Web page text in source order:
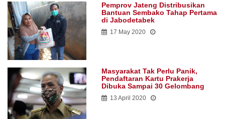
Pemprov Jateng Distribusikan
Bantuan Sembako Tahap Pertama
di Jabodetabek
17 May 2020
Masyarakat Tak Perlu Panik,
Pendaftaran Kartu Prakerja
Dibuka Sampai 30 Gelombang
13 April 2020